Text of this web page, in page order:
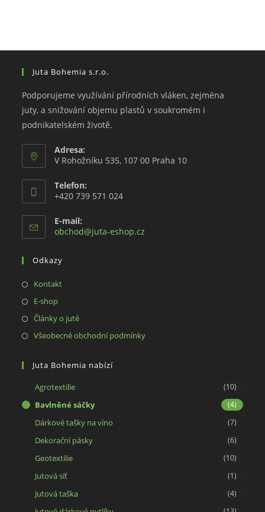
Juta Bohemia s.r.o.
Podporujeme využívání přírodních vláken, zejména
juty, a snižování objemu plastů v soukromém i
podnikatelském životě.
Adresa:
V Rohožníku 535, 107 00 Praha 10
Telefon:
+420 739 571 024
E-mail:
obchod@juta-eshop.cz
Odkazy
KontaktOpens
a
tab
E-shopOpens
in
tab
Články o jutěOpens
in
new
Všeobecné obchodní podmínkyOpens
Juta Bohemia nabízí
Agrotextilie (10)
Bavlněné sáčky (4)
Dárkové tašky na víno (7)
Dekorační pásky (6)
Geotextilie (10)
Jutová síť (1)
Jutová taška (4)